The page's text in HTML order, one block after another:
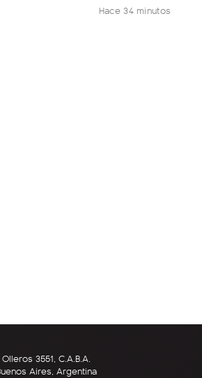
Hace 34 minutos
Olleros 3551, C.A.B.A.
Aires, Argentina